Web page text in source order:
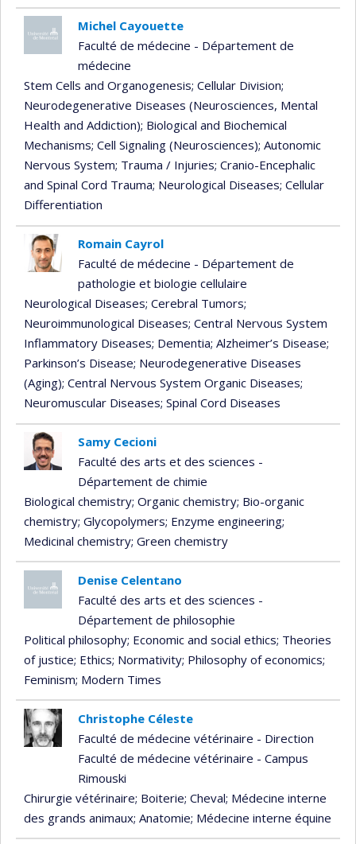
Michel Cayouette
Faculté de médecine - Département de
médecine
Stem Cells and Organogenesis; Cellular Division;
Neurodegenerative Diseases (Neurosciences, Mental
Health and Addiction); Biological and Biochemical
Mechanisms; Cell Signaling (Neurosciences); Autonomic
Nervous System; Trauma / Injuries; Cranio-Encephalic
and Spinal Cord Trauma; Neurological Diseases; Cellular
Differentiation
Romain Cayrol
Faculté de médecine - Département de
pathologie et biologie cellulaire
Neurological Diseases; Cerebral Tumors;
Neuroimmunological Diseases; Central Nervous System
Inflammatory Diseases; Dementia; Alzheimer’s Disease;
Parkinson’s Disease; Neurodegenerative Diseases
(Aging); Central Nervous System Organic Diseases;
Neuromuscular Diseases; Spinal Cord Diseases
Samy Cecioni
Faculté des arts et des sciences -
Département de chimie
Biological chemistry; Organic chemistry; Bio-organic
chemistry; Glycopolymers; Enzyme engineering;
Medicinal chemistry; Green chemistry
Denise Celentano
Faculté des arts et des sciences -
Département de philosophie
Political philosophy; Economic and social ethics; Theories
of justice; Ethics; Normativity; Philosophy of economics;
Feminism; Modern Times
Christophe Céleste
Faculté de médecine vétérinaire - Direction
Faculté de médecine vétérinaire - Campus
Rimouski
Chirurgie vétérinaire; Boiterie; Cheval; Médecine interne
des grands animaux; Anatomie; Médecine interne équine